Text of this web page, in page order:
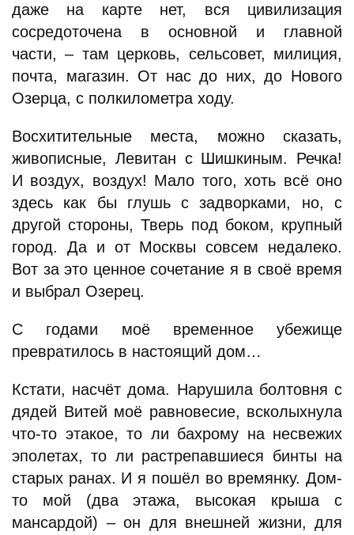
даже на карте нет, вся цивилизация
сосредоточена в основной и главной
части, – там церковь, сельсовет, милиция,
почта, магазин. От нас до них, до Нового
Озерца, с полкилометра ходу.
Восхитительные места, можно сказать,
живописные, Левитан с Шишкиным. Речка!
И воздух, воздух! Мало того, хоть всё оно
здесь как бы глушь с задворками, но, с
другой стороны, Тверь под боком, крупный
город. Да и от Москвы совсем недалеко.
Вот за это ценное сочетание я в своё время
и выбрал Озерец.
С годами моё временное убежище
превратилось в настоящий дом…
Кстати, насчёт дома. Нарушила болтовня с
дядей Витей моё равновесие, всколыхнула
что-то этакое, то ли бахрому на несвежих
эполетах, то ли растрепавшиеся бинты на
старых ранах. И я пошёл во времянку. Дом-
то мой (два этажа, высокая крыша с
мансардой) – он для внешней жизни, для